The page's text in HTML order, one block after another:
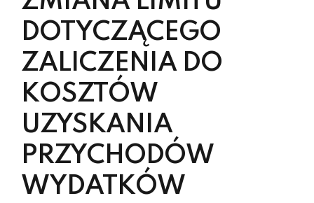
DOTYCZĄCEGO
ZALICZENIA DO
KOSZTÓW
UZYSKANIA
PRZYCHODÓW
WYDATKÓW